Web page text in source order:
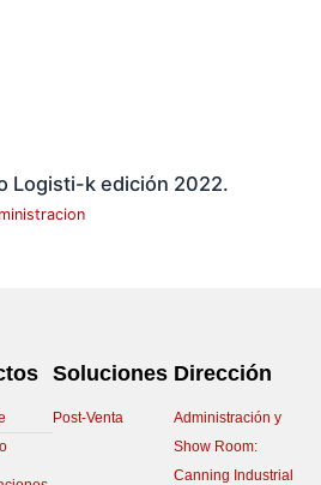
Logisti-k edición 2022.
Soluciones
Post-Venta
Dirección
Administración y
Show Room:
Canning Industrial